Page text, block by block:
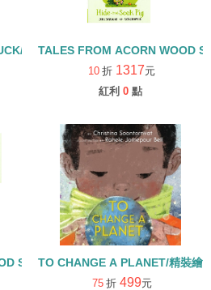
硬頁書
TALES FROM ACORN WOOD
10 折 1317元
紅利 0 點
STORY COLLECTION 生活日常組/
TO CHANGE A PLANET/精裝繪
75 折 499元